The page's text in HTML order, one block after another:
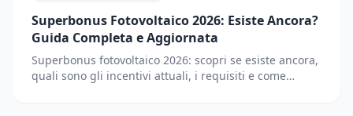
Superbonus Fotovoltaico 2026: Esiste Ancora?
Guida Completa e Aggiornata
Superbonus fotovoltaico 2026: scopri se esiste ancora,
quali sono gli incentivi attuali, i requisiti e come